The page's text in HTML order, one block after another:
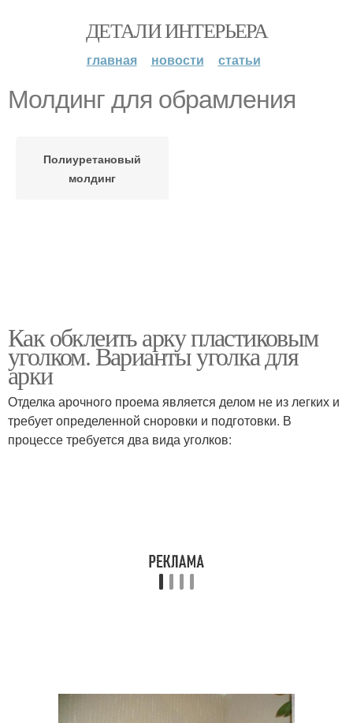
ДЕТАЛИ ИНТЕРЬЕРА
главная новости статьи
Молдинг для обрамления
Полиуретановый
молдинг
Как обклеить арку пластиковым
уголком. Варианты уголка для
арки
Отделка арочного проема является делом не из легких и
требует определенной сноровки и подготовки. В
процессе требуется два вида уголков: